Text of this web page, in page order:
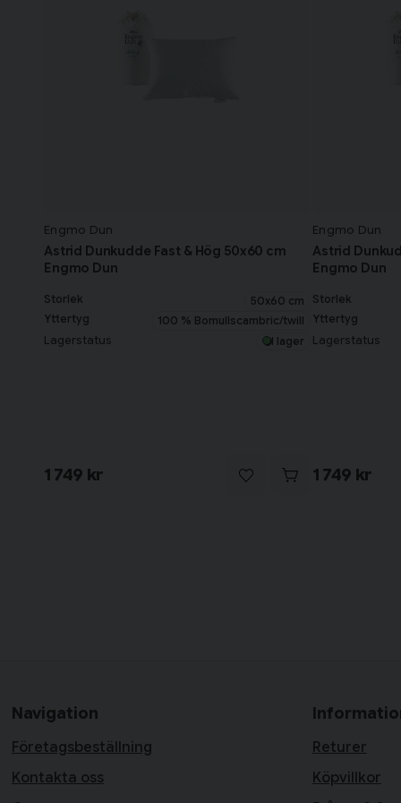
Engmo Dun
Astrid Dunkudde Fast & Hög 50x60 cm
Engmo Dun
Storlek
50x60 cm
Yttertyg
100 % Bomullscambric/twill
Lagerstatus I lager
1 749 kr
Engmo Dun
Astrid
Engmo Dun
Storlek
Yttertyg
Lagerstatus
1 749 kr
Navigation
Företagsbeställning
Kontakta oss
Returer
Köpvillkor